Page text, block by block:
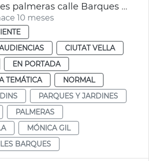
Retiradas tres palmeras calle Barques València
10 meses
CIUTAT VELLA
EN PORTADA
TEMÁTICA
NORMAL
PARQUES Y JARDINES
PALMERAS
MÓNICA GIL
BARQUES